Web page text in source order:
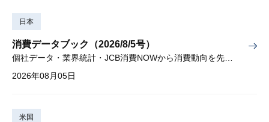
日本
消費データブック（2026/8/5号）
個社データ・業界統計・JCB消費NOWから消費動向を先取り
2026年08月05日
米国